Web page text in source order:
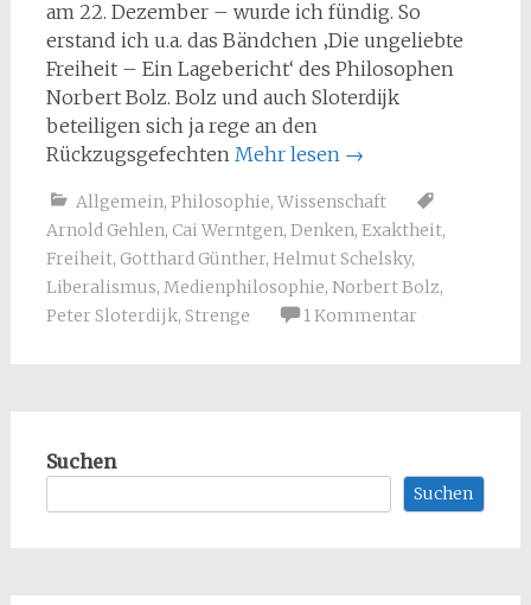
am 22. Dezember – wurde ich fündig. So
erstand ich u.a. das Bändchen ‚Die ungeliebte
Freiheit – Ein Lagebericht‘ des Philosophen
Norbert Bolz. Bolz und auch Sloterdijk
beteiligen sich ja rege an den
Rückzugsgefechten Mehr lesen →
Allgemein, Philosophie, Wissenschaft
Arnold Gehlen, Cai Werntgen, Denken, Exaktheit,
Freiheit, Gotthard Günther, Helmut Schelsky,
Liberalismus, Medienphilosophie, Norbert Bolz,
Peter Sloterdijk, Strenge 1 Kommentar
Suchen
Suchen